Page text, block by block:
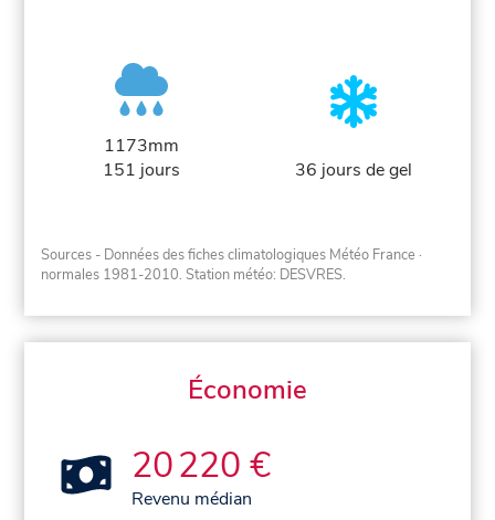
1173mm
151 jours
36 jours de gel
Sources - Données des fiches climatologiques Météo France ·
normales 1981-2010. Station météo: DESVRES.
Économie
20 220 €
Revenu médian